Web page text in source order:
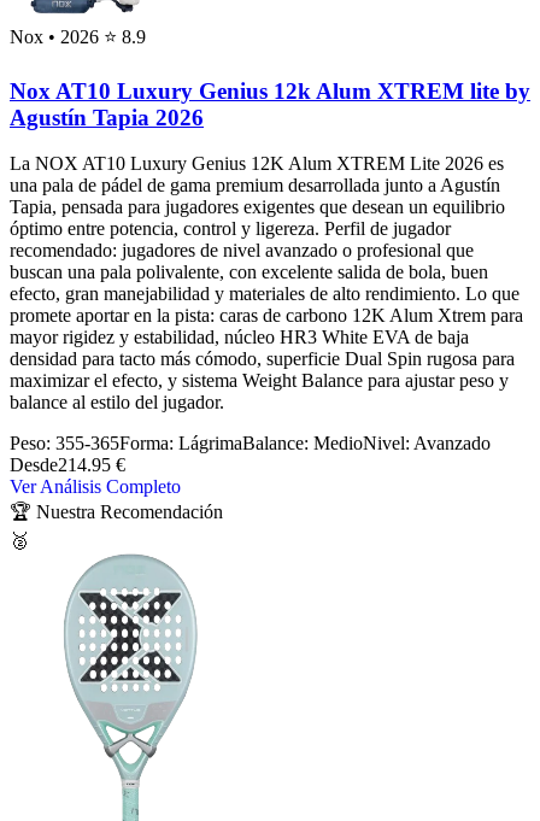
Nox • 2026 ⭐ 8.9
Nox AT10 Luxury Genius 12k Alum XTREM lite by
Agustín Tapia 2026
La NOX AT10 Luxury Genius 12K Alum XTREM Lite 2026 es
una pala de pádel de gama premium desarrollada junto a Agustín
Tapia, pensada para jugadores exigentes que desean un equilibrio
óptimo entre potencia, control y ligereza. Perfil de jugador
recomendado: jugadores de nivel avanzado o profesional que
buscan una pala polivalente, con excelente salida de bola, buen
efecto, gran manejabilidad y materiales de alto rendimiento. Lo que
promete aportar en la pista: caras de carbono 12K Alum Xtrem para
mayor rigidez y estabilidad, núcleo HR3 White EVA de baja
densidad para tacto más cómodo, superficie Dual Spin rugosa para
maximizar el efecto, y sistema Weight Balance para ajustar peso y
balance al estilo del jugador.
Peso: 355-365Forma: LágrimaBalance: MedioNivel: Avanzado
Desde214.95 €
Ver Análisis Completo
🏆 Nuestra Recomendación
🥈